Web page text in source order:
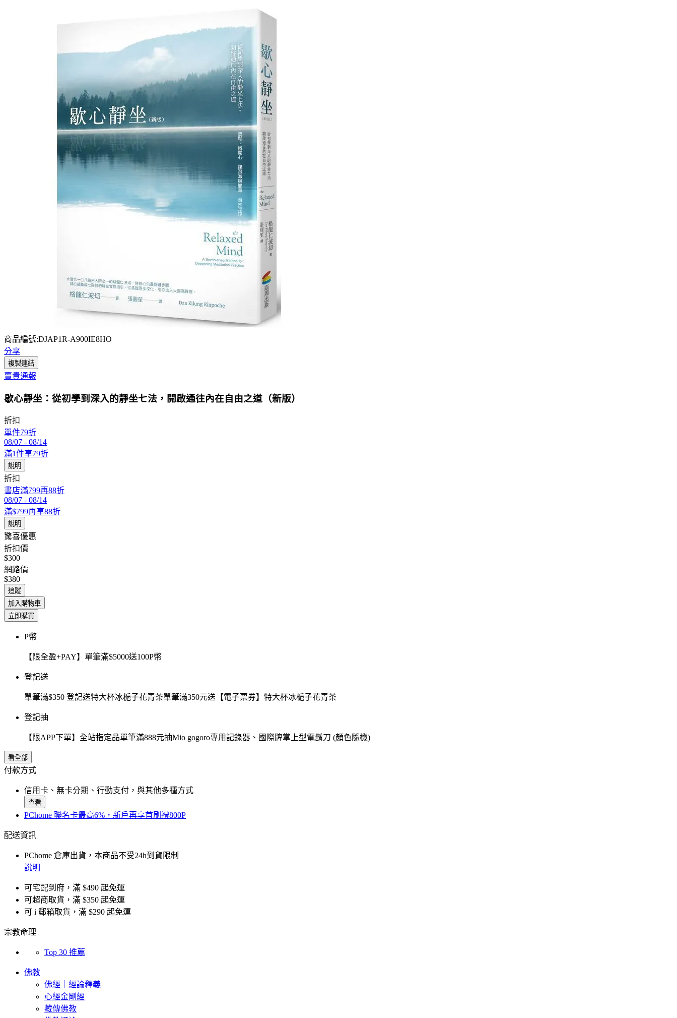
商品編號:DJAP1R-A900IE8HO
分享
複製連結
賣貴通報
歇心靜坐：從初學到深入的靜坐七法，開啟通往內在自由之道（新版）
折扣
單件79折
08/07 - 08/14
滿1件享79折
說明
折扣
書店滿799再88折
08/07 - 08/14
滿$799再享88折
說明
驚喜優惠
折扣價
$300
網路價
$380
追蹤
加入購物車
立即購買
P幣
【限全盈+PAY】單筆滿$5000送100P幣
登記送
單筆滿$350 登記送特大杯冰梔子花青茶單筆滿350元送【電子票券】特大杯冰梔子花青茶
登記抽
【限APP下單】全站指定品單筆滿888元抽Mio gogoro專用記錄器、國際牌掌上型電鬍刀 (顏色隨機)
看全部
付款方式
信用卡、無卡分期、行動支付，與其他多種方式
查看
PChome 聯名卡最高6%，新戶再享首刷禮800P
配送資訊
PChome 倉庫出貨，本商品不受24h到貨限制
說明
可宅配到府，滿 $490 起免運
可超商取貨，滿 $350 起免運
可 i 郵箱取貨，滿 $290 起免運
宗教命理
Top 30 推薦
佛教
佛經｜經論釋義
心經金剛經
藏傳佛教